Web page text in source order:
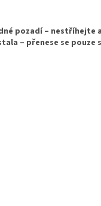
pozadí – nestříhejte
– přenese se pouze